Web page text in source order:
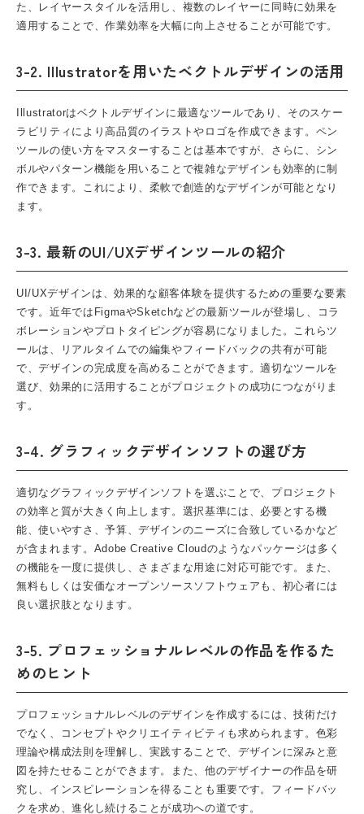
た、レイヤースタイルを活用し、複数のレイヤーに同時に効果を
適用することで、作業効率を大幅に向上させることが可能です。
3-2. Illustratorを用いたベクトルデザインの活用
Illustratorはベクトルデザインに最適なツールであり、そのスケー
ラビリティにより高品質のイラストやロゴを作成できます。ペン
ツールの使い方をマスターすることは基本ですが、さらに、シン
ボルやパターン機能を用いることで複雑なデザインも効率的に制
作できます。これにより、柔軟で創造的なデザインが可能となり
ます。
3-3. 最新のUI/UXデザインツールの紹介
UI/UXデザインは、効果的な顧客体験を提供するための重要な要素
です。近年ではFigmaやSketchなどの最新ツールが登場し、コラ
ボレーションやプロトタイピングが容易になりました。これらツ
ールは、リアルタイムでの編集やフィードバックの共有が可能
で、デザインの完成度を高めることができます。適切なツールを
選び、効果的に活用することがプロジェクトの成功につながりま
す。
3-4. グラフィックデザインソフトの選び方
適切なグラフィックデザインソフトを選ぶことで、プロジェクト
の効率と質が大きく向上します。選択基準には、必要とする機
能、使いやすさ、予算、デザインのニーズに合致しているかなど
が含まれます。Adobe Creative Cloudのようなパッケージは多く
の機能を一度に提供し、さまざまな用途に対応可能です。また、
無料もしくは安価なオープンソースソフトウェアも、初心者には
良い選択肢となります。
3-5. プロフェッショナルレベルの作品を作るた
めのヒント
プロフェッショナルレベルのデザインを作成するには、技術だけ
でなく、コンセプトやクリエイティビティも求められます。色彩
理論や構成法則を理解し、実践することで、デザインに深みと意
図を持たせることができます。また、他のデザイナーの作品を研
究し、インスピレーションを得ることも重要です。フィードバッ
クを求め、進化し続けることが成功への道です。